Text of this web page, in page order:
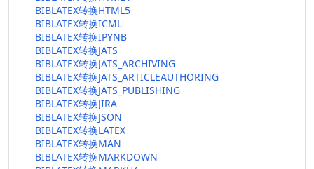
BIBLATEX转换HTML5
BIBLATEX转换ICML
BIBLATEX转换IPYNB
BIBLATEX转换JATS
BIBLATEX转换JATS_ARCHIVING
BIBLATEX转换JATS_ARTICLEAUTHORING
BIBLATEX转换JATS_PUBLISHING
BIBLATEX转换JIRA
BIBLATEX转换JSON
BIBLATEX转换LATEX
BIBLATEX转换MAN
BIBLATEX转换MARKDOWN